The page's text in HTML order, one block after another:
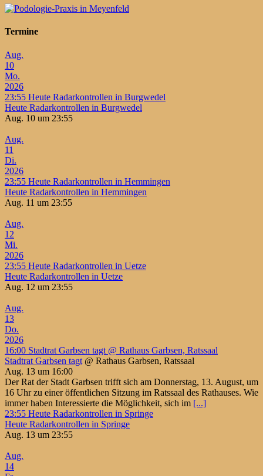
Termine
Aug.
10
Mo.
2026
23:55 Heute Radarkontrollen in Burgwedel
Heute Radarkontrollen in Burgwedel
Aug. 10 um 23:55
Aug.
11
Di.
2026
23:55 Heute Radarkontrollen in Hemmingen
Heute Radarkontrollen in Hemmingen
Aug. 11 um 23:55
Aug.
12
Mi.
2026
23:55 Heute Radarkontrollen in Uetze
Heute Radarkontrollen in Uetze
Aug. 12 um 23:55
Aug.
13
Do.
2026
16:00 Stadtrat Garbsen tagt @ Rathaus Garbsen, Ratssaal
Stadtrat Garbsen tagt @ Rathaus Garbsen, Ratssaal
Aug. 13 um 16:00
Der Rat der Stadt Garbsen trifft sich am Donnerstag, 13. August, um
16 Uhr zu einer öffentlichen Sitzung im Ratssaal des Rathauses. Wie
immer haben Interessierte die Möglichkeit, sich im [...]
23:55 Heute Radarkontrollen in Springe
Heute Radarkontrollen in Springe
Aug. 13 um 23:55
Aug.
14